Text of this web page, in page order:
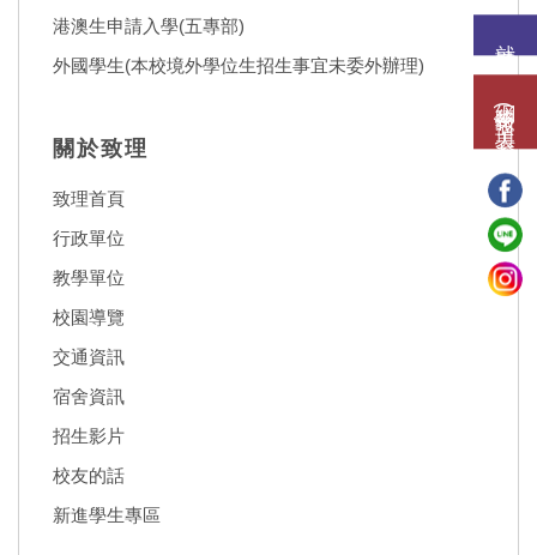
網路報名(填表)系統
港澳生申請入學(五專部)
外國學生(本校境外學位生招生事宜未委外辦理)
關於致理
致理首頁
行政單位
教學單位
校園導覽
交通資訊
宿舍資訊
招生影片
校友的話
新進學生專區